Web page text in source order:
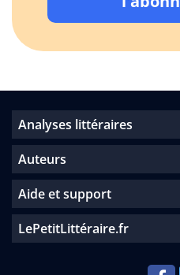
Analyses littéraires
Auteurs
Aide et support
LePetitLittéraire.fr